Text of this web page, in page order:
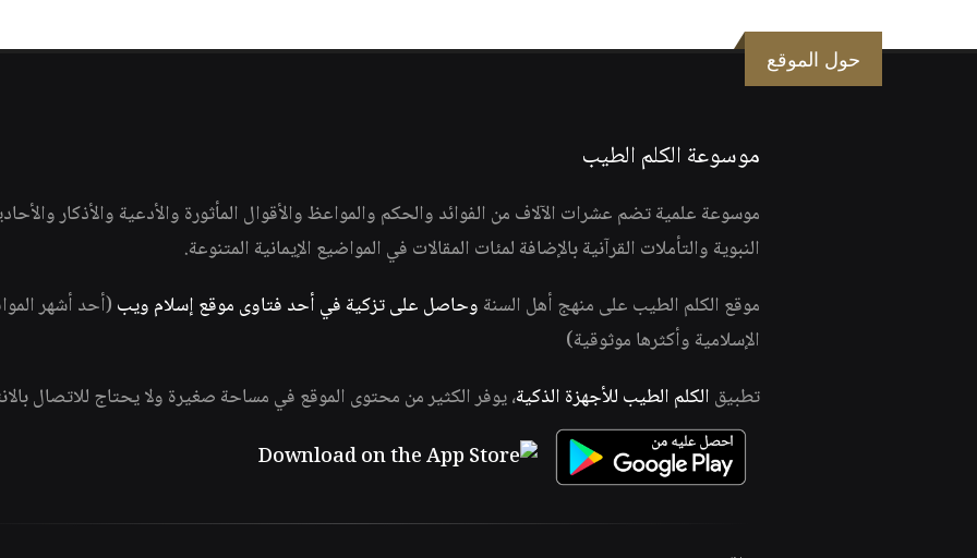
حول الموقع
موسوعة الكلم الطيب
موسوعة علمية تضم عشرات الآلاف من الفوائد والحكم والمواعظ والأقوال المأثورة والأدعية والأذكار
النبوية والتأملات القرآنية بالإضافة لمئات المقالات في المواضيع الإيمانية المتنوعة.
موقع الكلم الطيب على منهج أهل السنة وحاصل على تزكية في أحد فتاوى موقع إسلام ويب (أحد أشهر
الإسلامية وأكثرها موثوقية)
تطبيق الكلم الطيب للأجهزة الذكية، يوفر الكثير من محتوى الموقع في مساحة صغيرة ولا يحتاج للاتصال